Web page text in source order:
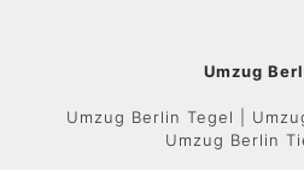
Umzug
Umzug Berlin Tegel |
Umzug Berlin